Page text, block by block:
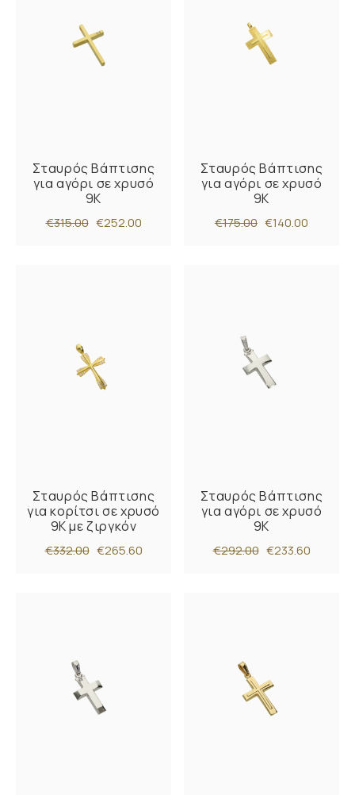
Σταυρός Βάπτισης
για αγόρι σε χρυσό
9Κ
€315.00 €252.00
Σταυρός Βάπτισης
για αγόρι σε χρυσό
9Κ
€175.00 €140.00
Σταυρός Βάπτισης
για κορίτσι σε χρυσό
9Κ με ζιργκόν
€332.00 €265.60
Σταυρός Βάπτισης
για αγόρι σε χρυσό
9Κ
€292.00 €233.60